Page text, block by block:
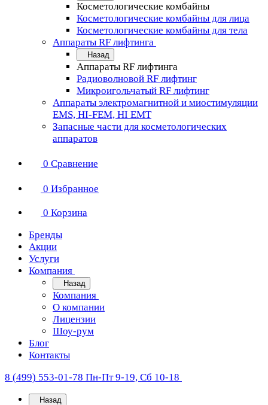
Косметологические комбайны
Косметологические комбайны для лица
Косметологические комбайны для тела
Аппараты RF лифтинга
Назад
Аппараты RF лифтинга
Радиоволновой RF лифтинг
Микроигольчатый RF лифтинг
Аппараты электромагнитной и миостимуляции
EMS, HI-FEM, HI EMT
Запасные части для косметологических
аппаратов
0 Сравнение
0 Избранное
0 Корзина
Бренды
Акции
Услуги
Компания
Назад
Компания
О компании
Лицензии
Шоу-рум
Блог
Контакты
8 (499) 553-01-78 Пн-Пт 9-19, Сб 10-18
Назад